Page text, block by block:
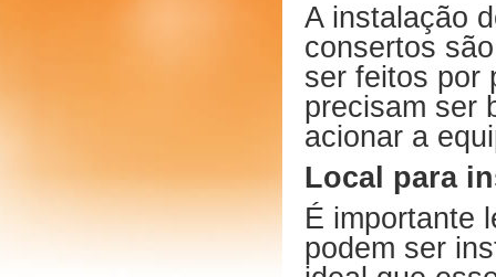
A instalação
consertos
ser feitos por
precisam ser
acionar a
Local para
É importante
podem ser